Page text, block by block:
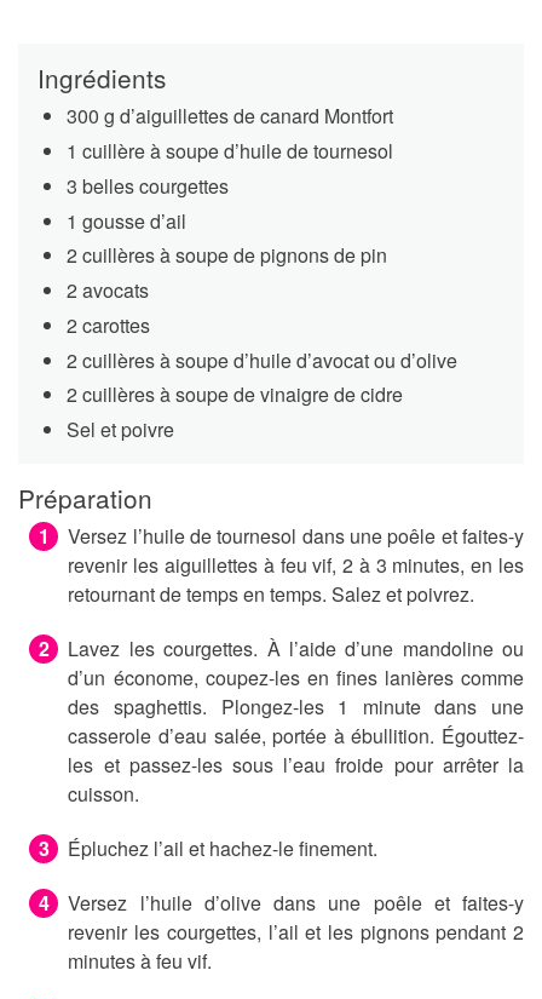
Ingrédients
300 g d’aiguillettes de canard Montfort
1 cuillère à soupe d’huile de tournesol
3 belles courgettes
1 gousse d’ail
2 cuillères à soupe de pignons de pin
2 avocats
2 carottes
2 cuillères à soupe d’huile d’avocat ou d’olive
2 cuillères à soupe de vinaigre de cidre
Sel et poivre
Préparation
Versez l’huile de tournesol dans une poêle et faites-y
revenir les aiguillettes à feu vif, 2 à 3 minutes, en les
retournant de temps en temps. Salez et poivrez.
Lavez les courgettes. À l’aide d’une mandoline ou
d’un économe, coupez-les en fines lanières comme
des spaghettis. Plongez-les 1 minute dans une
casserole d’eau salée, portée à ébullition. Égouttez-
les et passez-les sous l’eau froide pour arrêter la
cuisson.
Épluchez l’ail et hachez-le finement.
Versez l’huile d’olive dans une poêle et faites-y
revenir les courgettes, l’ail et les pignons pendant 2
minutes à feu vif.